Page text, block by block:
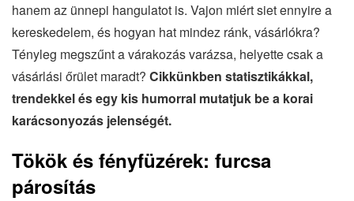
hanem az ünnepi hangulatot is. Vajon miért siet ennyire a
kereskedelem, és hogyan hat mindez ránk, vásárlókra?
Tényleg megszűnt a várakozás varázsa, helyette csak a
vásárlási őrület maradt? Cikkünkben statisztikákkal,
trendekkel és egy kis humorral mutatjuk be a korai
karácsonyozás jelenségét.
Tökök és fényfüzérek: furcsa
párosítás